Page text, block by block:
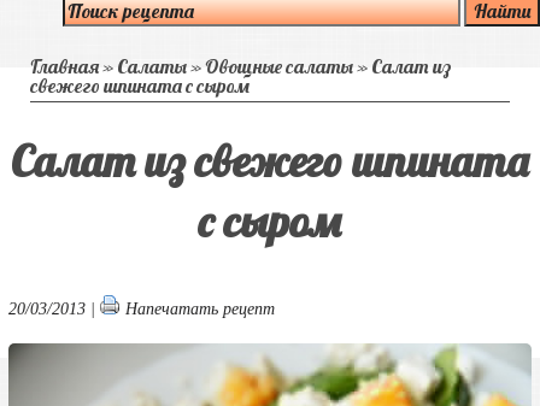
Главная» Салаты»Овощные салаты» Салат из
свежего шпината с сыром
Салат из свежего шпината
с сыром
20/03/2013 | Напечатать рецепт